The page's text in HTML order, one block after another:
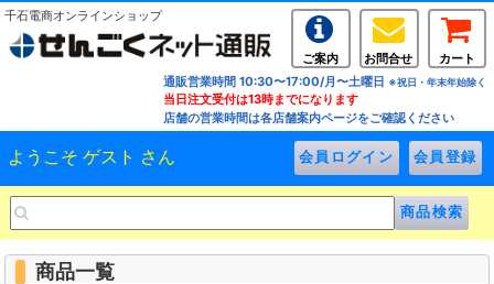
千石電商オンラインショップ
ご案内 お問合せ
カート
通販営業時間 10:30〜17:00/月〜土曜日 ※祝日・年末年始除く
当日注文受付は13時までになります
店舗の営業時間は各店舗案内ページをご確認ください
ようこそ ゲスト さん
商品一覧